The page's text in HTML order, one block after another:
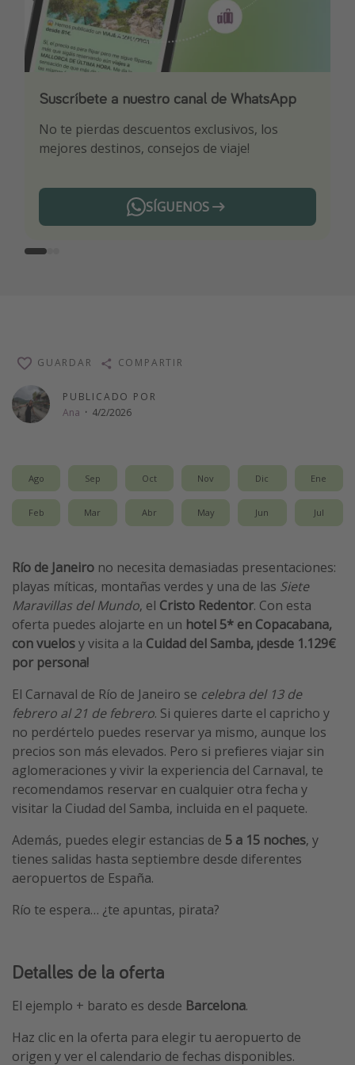
Suscríbete a nuestro canal de WhatsApp
No te pierdas descuentos exclusivos, los
mejores destinos, consejos de viaje!
SÍGUENOS
Descarga nuestra app
Sé el primero en reservar nuestros chollazos
¡Suscríbete a nuestro canal de Telegram!
¡Recibe las mejores ofertas seleccionadas para
ti por nuestros expertos en viajes
Telegram
PUBLICADO POR
Ana · 4/2/2026
GUARDAR COMPARTIR
Ago Sep Oct Nov Dic Ene
Feb Mar Abr May Jun Jul
Río de Janeiro no necesita demasiadas presentaciones:
playas míticas, montañas verdes y una de las Siete
Maravillas del Mundo, el Cristo Redentor. Con esta
oferta puedes alojarte en un hotel 5* en Copacabana,
con vuelosy visita a la Cuidad del Samba, ¡desde 1.129€
por persona!
El Carnaval de Río de Janeiro se celebra del 13 de
febrero al 21 de febrero. Si quieres darte el capricho y
no perdértelo puedes reservar ya mismo, aunque los
precios son más elevados. Pero si prefieres viajar sin
aglomeraciones y vivir la experiencia del Carnaval, te
recomendamos reservar en cualquier otra fecha y
visitar la Ciudad del Samba, incluida en el paquete.
Además, puedes elegir estancias de 5 a 15 noches, y
tienes salidas hasta septiembre desde diferentes
aeropuertos de España.
Río te espera… ¿te apuntas, pirata?
Detalles de la oferta
El ejemplo + barato es desde Barcelona.
Haz clic en la oferta para elegir tu aeropuerto de
origen y ver el calendario de fechas disponibles.